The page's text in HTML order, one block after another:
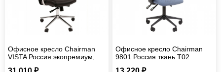
Офисное кресло Chairman
VISTA Россия экопремиум,
Офисное кресло Chairman
9801 Россия ткань T02